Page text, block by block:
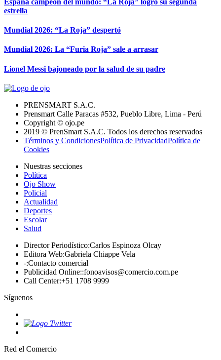
estrella
Mundial 2026: “La Roja” despertó
Mundial 2026: La “Furia Roja” sale a arrasar
Lionel Messi bajoneado por la salud de su padre
PRENSMART S.A.C.
Prensmart Calle Paracas #532, Pueblo Libre, Lima - Perú
Copyright © ojo.pe
2019 © PrenSmart S.A.C. Todos los derechos reservados
Términos y CondicionesPolítica de PrivacidadPolítica de
Cookies
Nuestras secciones
Política
Ojo Show
Policial
Actualidad
Deportes
Escolar
Salud
Director Periodístico:Carlos Espinoza Olcay
Editora Web:Gabriela Chiappe Vela
-:Contacto comercial
Publicidad Online::fonoavisos@comercio.com.pe
Call Center:+51 1708 9999
Síguenos
Red el Comercio